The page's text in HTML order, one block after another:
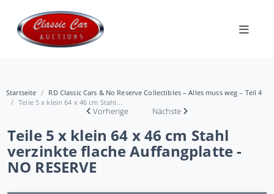
Startseite
RD Classic Cars & No Reserve Collectibles – Alles muss weg – Teil 4
Teile 5 x klein 64 x 46 cm Stahl...
Vorherige Nächste
Teile 5 x klein 64 x 46 cm Stahl
verzinkte flache Auffangplatte -
NO RESERVE